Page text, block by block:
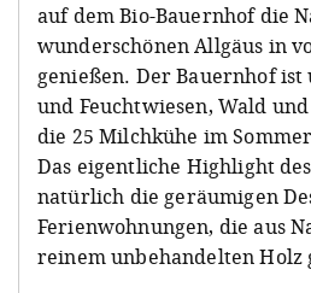
auf dem Bio-Bauernhof die
wunderschönen Allgäus in
genießen. Der Bauernhof ist
und Feuchtwiesen, Wald
die 25 Milchkühe im
Das eigentliche Highlight
natürlich die geräumigen
Ferienwohnungen, die aus
reinem unbehandelten